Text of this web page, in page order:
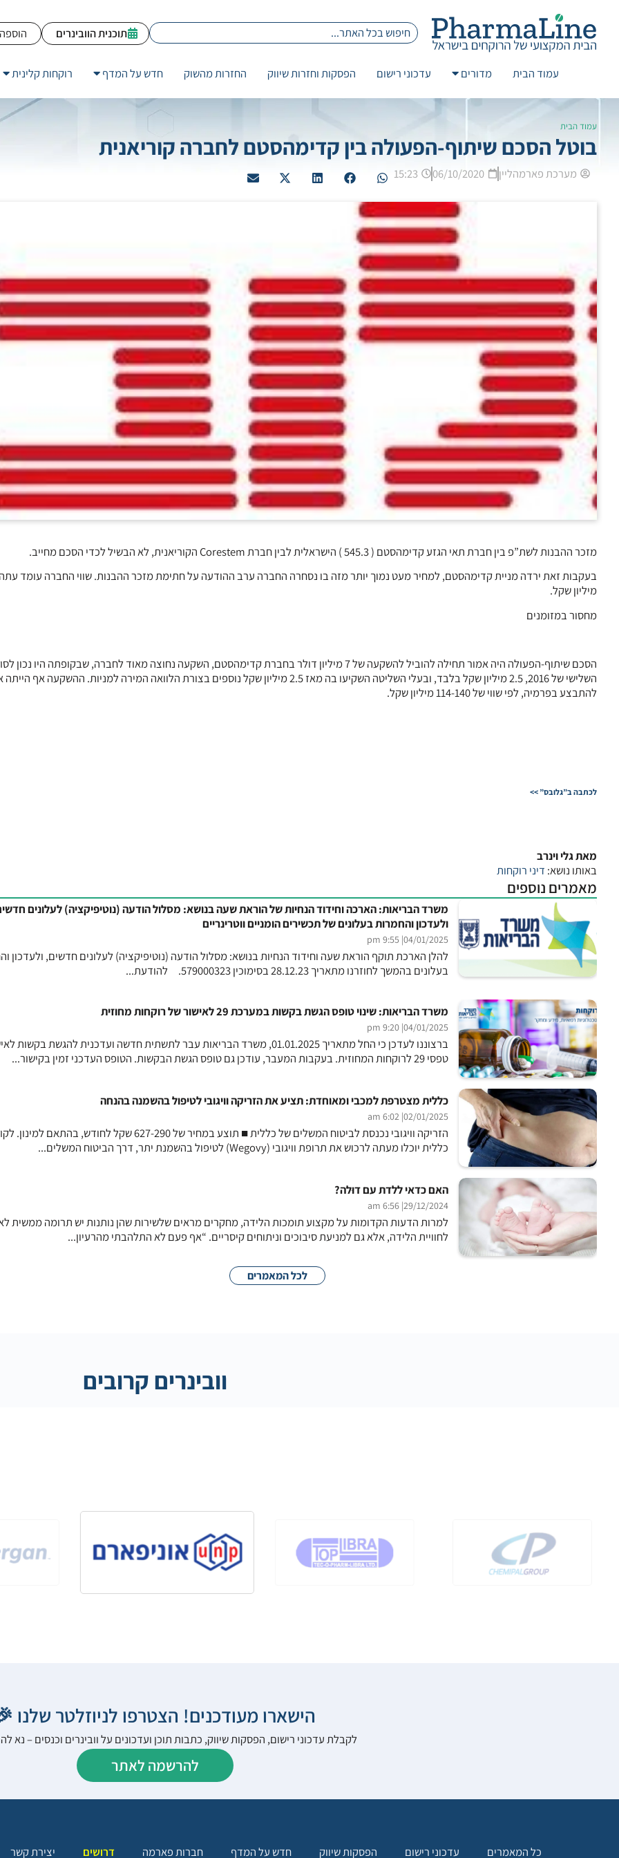
תוכנית הוובינרים
עמוד הבית מדורים עדכוני רישום הפסקות וחזרות שיווק החזרות מהשוק חדש על המדף רוקחות קלינית
עמוד הבית
בוטל הסכם שיתוף-הפעולה בין קדימהסטם לחברה קוריאנית
מערכת פארמהליין 06/10/2020
15:23
מזכר ההבנות לשת”פ בין חברת תאי הגזע קדימהסטם ( 545.3 ) הישראלית לבין חברת Corestem הקוריאנית, לא הבשיל לכדי הסכם מחייב.
מיליון שקל.
מחסור במזומנים
הסכם שיתוף-הפעולה היה אמור תחילה להוביל להשקעה של 7 מיליון דולר בחברת קדימהסטם, השקעה נחוצה מאוד לחברה, שבקופתה היו
השלישי של 2016, 2.5 מיליון שקל בלבד, ובעלי השליטה השקיעו בה מאז 2.5 מיליון שקל נוספים בצורת הלוואה המירה למניות. ההשקעה אף
להתבצע בפרמיה, לפי שווי של 114-140 מיליון שקל.
לכתבה ב”גלובס” >>
מאת גלי וינרב
באותו נושא: דיני רוקחות
מאמרים נוספים
משרד הבריאות: הארכה וחידוד הנחיות של הוראת שעה בנושא: מסלול הודעה (נוטיפיקציה) לעלונים
ולעדכון והחמרות בעלונים של תכשירים הומניים ווטרינריים
04/01/2025
| 9:55 pm
להלן הארכת תוקף הוראת שעה וחידוד הנחיות בנושא: מסלול הודעה (נוטיפיקציה) לעלונים חדשים, ולעדכון
בעלונים בהמשך לחוזרנו מתאריך 28.12.23 בסימוכין 579000323. להודעת...
משרד הבריאות: שינוי טופס הגשת בקשות במערכת 29 לאישור של רוקחות מחוזית
04/01/2025
| 9:20 pm
ברצוננו לעדכן כי החל מתאריך 01.01.2025, משרד הבריאות עבר לתשתית חדשה ועדכנית להגשת בקשות
טפסי 29 לרוקחות המחוזית. בעקבות המעבר, עודכן גם טופס הגשת הבקשות. הטופס העדכני זמין בקישור...
כללית מצטרפת למכבי ומאוחדת: תציע את הזריקה וויגובי לטיפול בהשמנה בהנחה
02/01/2025
| 6:02 am
הזריקה וויגובי נכנסת לביטוח המשלים של כללית ■ תוצע במחיר של 627-290 שקל לחודש, בהתאם
כללית יוכלו מעתה לרכוש את תרופת וויגובי (Wegovy) לטיפול בהשמנת יתר, דרך הביטוח המשלים...
האם כדאי ללדת עם דוּלה?
29/12/2024
| 6:56 am
למרות הדעות הקדומות על מקצוע תומכות הלידה, מחקרים מראים שלשירות שהן נותנות יש תרומה ממשית
לחוויית הלידה, אלא גם למניעת סיבוכים וניתוחים קיסריים. “אף פעם לא התלהבתי מהרעיון...
לכל המאמרים
וובינרים קרובים
הישארו מעודכנים! הצטרפו לניוזלטר שלנו
לקבלת עדכוני רישום, הפסקות שיווק, כתבות תוכן ועדכונים על וובינרים וכנסים – נא
להרשמה לאתר
כל המאמרים עדכוני רישום הפסקות שיווק חדש על המדף חברות פארמה דרושים יצירת קשר